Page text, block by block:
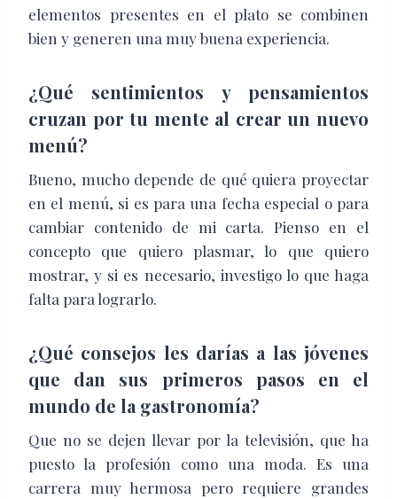
elementos presentes en el plato se combinen
bien y generen una muy buena experiencia.
¿Qué sentimientos y pensamientos
cruzan por tu mente al crear un nuevo
menú?
Bueno, mucho depende de qué quiera proyectar
en el menú, si es para una fecha especial o para
cambiar contenido de mi carta. Pienso en el
concepto que quiero plasmar, lo que quiero
mostrar, y si es necesario, investigo lo que haga
falta para lograrlo.
¿Qué consejos les darías a las jóvenes
que dan sus primeros pasos en el
mundo de la gastronomía?
Que no se dejen llevar por la televisión, que ha
puesto la profesión como una moda. Es una
carrera muy hermosa pero requiere grandes